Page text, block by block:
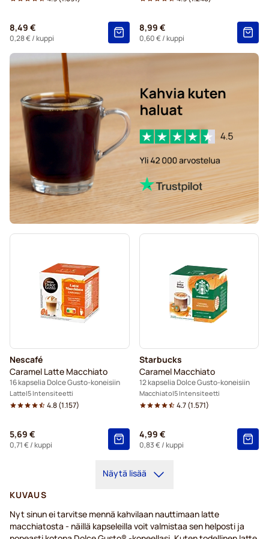
Starbucks®-kapselit Dolce Gusto -koneisiin
Kaffekapslen-kahvikapselit Dolce Gusto -koneisiin
Starbucksin® grande-kapselit Dolce Gusto -koneisiin
8,49 €
0,28 €/ kuppi
8,99 €
0,60 €/ kuppi
Nescafé
Caramel Latte Macchiato
16 kapselia Dolce Gusto-koneisiin
Latte 5 Intensiteetti
4.8(1.157)
5,69 €
0,71 €/ kuppi
Starbucks
Caramel Macchiato
12 kapselia Dolce Gusto-koneisiin
Macchiato 5 Intensiteetti
4.7(1.571)
4,99 €
0,83 €/ kuppi
Näytä lisää
KUVAUS
Nyt sinun ei tarvitse mennä kahvilaan nauttimaan latte
macchiatosta - näillä kapseleilla voit valmistaa sen helposti ja